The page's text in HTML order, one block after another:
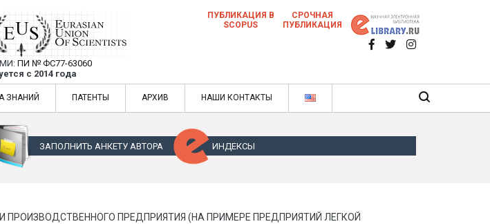
Ученых — публикация научных статей в ежемесячном научном
журнале
ПИ № ФС77-63060
с 2014 года
научных статей в ежемесячном научном журнале
ПУБЛИКАЦИЯ В
SCOPUS
СРОЧНАЯ
ПУБЛИКАЦИЯ
ЗНАНИЙ ПАТЕНТЫ АРХИВ НАШИ КОНТАКТЫ
ЗАПОЛНИТЬ АНКЕТУ АВТОРА ИНДЕКСЫ
ПРЕДПРИЯТИЯ (НА ПРИМЕРЕ ПРЕДПРИЯТИЙ ЛЕГКОЙ